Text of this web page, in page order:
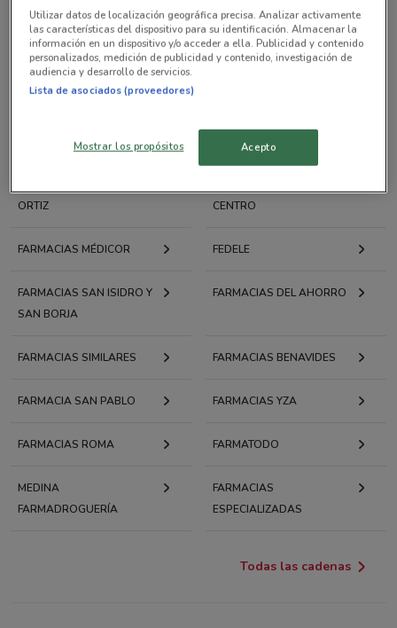
Tiendas cercanas con ofertas vigentes
POLANCO
ORTIZ
CENTRO
FARMACIAS MÉDICOR FEDELE
FARMACIAS SAN ISIDRO Y
SAN BORJA
FARMACIAS DEL AHORRO
FARMACIAS SIMILARES FARMACIAS BENAVIDES
FARMACIA SAN PABLO FARMACIAS YZA
FARMACIAS ROMA FARMATODO
MEDINA
FARMADROGUERÍA
FARMACIAS
ESPECIALIZADAS
Todas las cadenas
Utilizar datos de localización geográfica precisa. Analizar activamente
las características del dispositivo para su identificación. Almacenar la
información en un dispositivo y/o acceder a ella. Publicidad y contenido
personalizados, medición de publicidad y contenido, investigación de
audiencia y desarrollo de servicios.
Lista de asociados (proveedores)
Mostrar los propósitos Acepto